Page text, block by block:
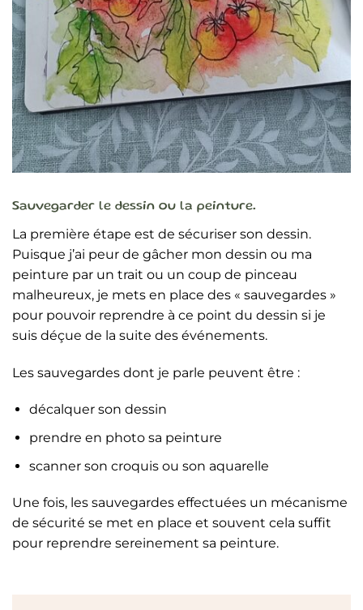
Sauvegarder le dessin ou la peinture.
La première étape est de sécuriser son dessin.
Puisque j’ai peur de gâcher mon dessin ou ma
peinture par un trait ou un coup de pinceau
malheureux, je mets en place des « sauvegardes »
pour pouvoir reprendre à ce point du dessin si je
suis déçue de la suite des événements.
Les sauvegardes dont je parle peuvent être :
décalquer son dessin
prendre en photo sa peinture
scanner son croquis ou son aquarelle
Une fois, les sauvegardes effectuées un mécanisme
de sécurité se met en place et souvent cela suffit
pour reprendre sereinement sa peinture.